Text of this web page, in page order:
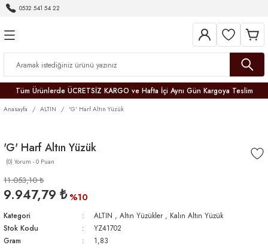
0532 541 54 22
Tüm Ürünlerde ÜCRETSİZ KARGO ve Hafta İçi Aynı Gün Kargoya Teslim
Anasayfa ALTIN 'G' Harf Altın Yüzük
'G' Harf Altın Yüzük
(0) Yorum - 0 Puan
11.053,10 ₺
9.947,79 ₺ %10
Kategori ALTIN , Altın Yüzükler , Kalın Altın Yüzük
Stok Kodu
YZ41702
Gram
1,83